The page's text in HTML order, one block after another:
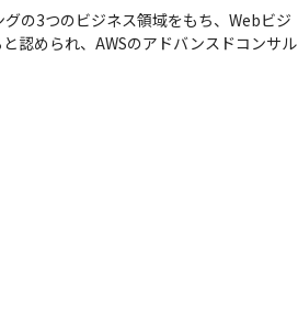
の3つのビジネス領域をもち、Webビジ
認められ、AWSのアドバンスドコンサル